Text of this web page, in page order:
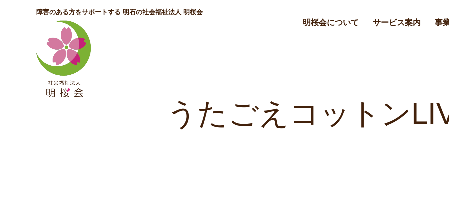
障害のある方をサポートする 明石の社会福祉法人 明桜会
明桜会について サービス案内 事
うたごえコットン